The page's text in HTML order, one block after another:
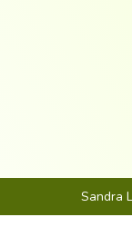
Sandra